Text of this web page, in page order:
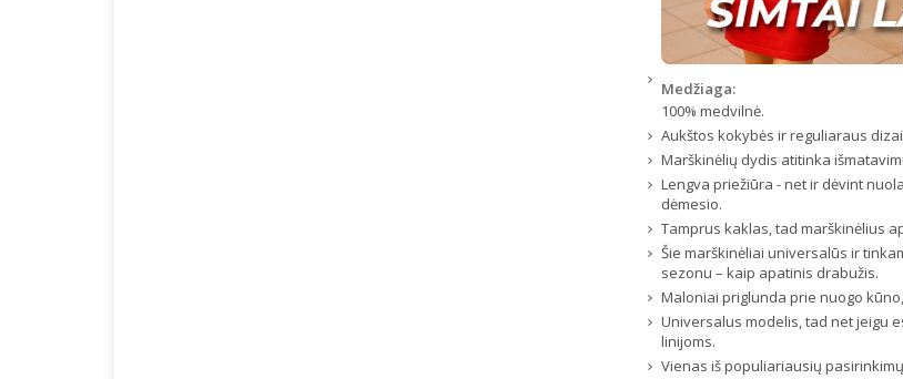
Medžiaga:
100% medvilnė.
Aukštos kokybės ir reguliaraus
Marškinėlių dydis atitinka
Lengva priežiūra - net ir dėvint
dėmesio.
Tamprus kaklas, tad marškinėlius
Šie marškinėliai universalūs ir
sezonu – kaip apatinis drabužis.
Maloniai priglunda prie nuogo
Universalus modelis, tad net jeigu
linijoms.
Vienas iš populiariausių